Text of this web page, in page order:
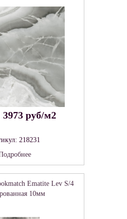
руб/м2
218231
Ematite Lev S/4
10мм